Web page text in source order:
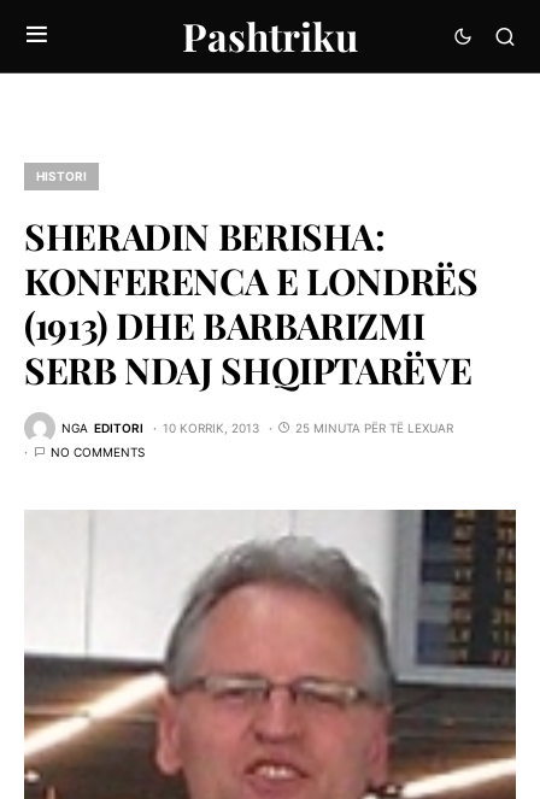
Pashtriku
HISTORI
SHERADIN BERISHA:
KONFERENCA E LONDRËS
(1913) DHE BARBARIZMI
SERB NDAJ SHQIPTARËVE
NGA EDITORI 10 KORRIK, 2013
25 MINUTA PËR TË LEXUAR
NO COMMENTS